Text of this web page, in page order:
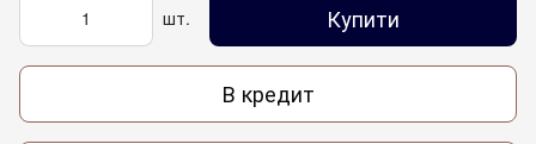
шт. Купити
В кредит